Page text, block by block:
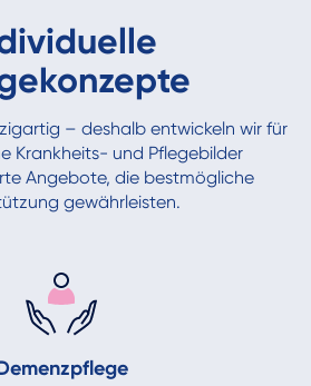
– deshalb entwickeln wir für
Krankheits- und Pflegebilder
Angebote, die bestmögliche
gewährleisten.